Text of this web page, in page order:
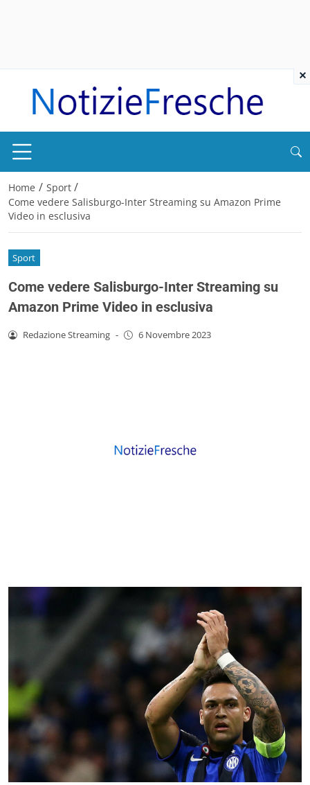
Home / Sport /
Come vedere Salisburgo-Inter Streaming su Amazon Prime
Video in esclusiva
Sport
Come vedere Salisburgo-Inter Streaming su
Amazon Prime Video in esclusiva
Redazione Streaming - 6 Novembre 2023
×